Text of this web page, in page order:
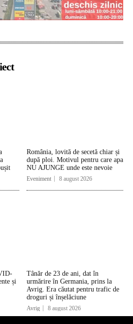
România, lovită de secetă chiar și
după ploi. Motivul pentru care apa
NU AJUNGE unde este nevoie
Eveniment 8 august 2026
și
Tânăr de 23 de ani, dat în
urmărire în Germania, prins la
Avrig. Era căutat pentru trafic de
droguri și înșelăciune
Avrig 8 august 2026